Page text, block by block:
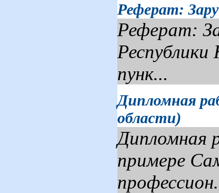
Реферат:
Реферат:
пунк...
Дипломная
области)
Дипломная
примере